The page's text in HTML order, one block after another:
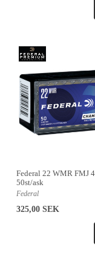
Federal 22 WMR FMJ
50st/ask
Federal
325,00 SEK